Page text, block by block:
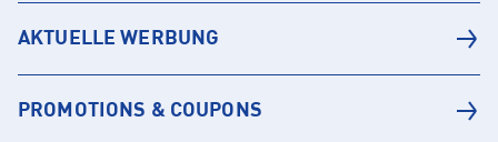
AKTUELLE WERBUNG
PROMOTIONS & COUPONS